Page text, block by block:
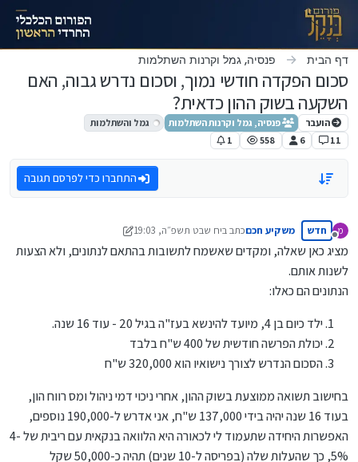
דילוג לתוכן
דף הבית פנסיה, גמל וקרנות השתלמות
סכום הפקדה חודשי נמוך, וסכום נדרש גבוה, האם
השקעה בשוק ההון כדאית?
הועבר פנסיה, גמל וקרנות השתלמות
גמל והשתלמות
11
6
558
1
התחברו כדי לפרסם תגובה
מ
מנותק
חדש משקיע חכםכתב ביח שבט תשפ״ה, 19:03
נערך לאחרונה על ידי משקיע חכם
מציג כאן שאלה, ומקדים שאשמח לתשובות בהתאם לנתונים, ולא הצעות
לשנות אותם.
הנתונים הם כאלו:
ילד כיום בן 4, מיועד להינשא בעז"ה בגיל 20 - עוד 16 שנה.
יכולת הפרשה חודשית של 400 ש"ח בלבד
הסכום הנדרש לצורך נישואיו הוא 320,000 ש"ח
בחישוב תשואה ממוצעת בשוק ההון, אחרי ניכוי דמי ניהול ומס רווח הון,
בעוד 16 שנה יהיה בידי 137,000 ש"ח, אני אדרש ל-190,000 נוספים,
האפשרות היחידה שתעמוד לי לכאורה היא הלוואה בנקאית עם ריבית של 4-
5%, כך שהעלות שלה (בפריסה ל-10 שנים) תהיה כ-50,000 שקל